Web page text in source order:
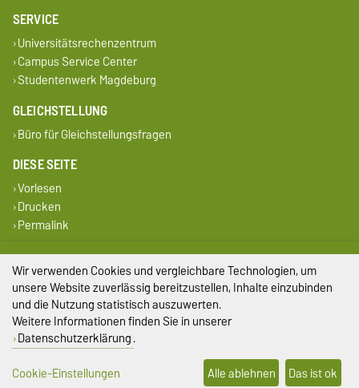
SERVICE
Universitätsrechenzentrum
Campus Service Center
Studentenwerk Magdeburg
GLEICHSTELLUNG
Büro für Gleichstellungsfragen
DIESE SEITE
Vorlesen
Drucken
Permalink
Impressum
Datenschutz
Barrierefreiheit
Cookie-Einstellungen
Wir verwenden Cookies und vergleichbare Technologien, um
unsere Website zuverlässig bereitzustellen, Inhalte einzubinden
und die Nutzung statistisch auszuwerten.
Weitere Informationen finden Sie in unserer
Datenschutzerklärung.
Cookie-Einstellungen
Alle ablehnen Das ist ok